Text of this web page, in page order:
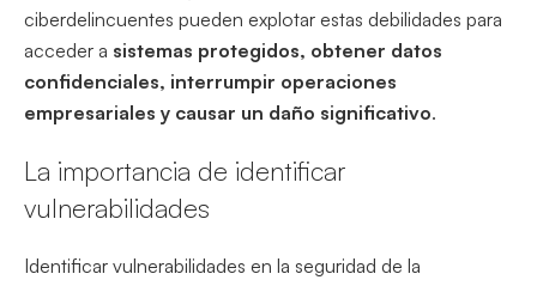
ciberdelincuentes pueden explotar estas debilidades para
acceder a sistemas protegidos, obtener datos
confidenciales, interrumpir operaciones
empresariales y causar un daño significativo.
La importancia de identificar
vulnerabilidades
Identificar vulnerabilidades en la seguridad de la